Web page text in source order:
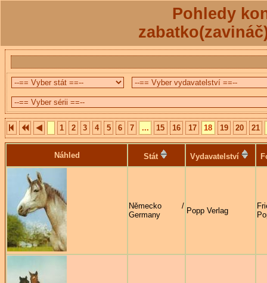
Pohledy
1 2 3 4 5 6 7 ... 15 16 17 18 19 20 21
Náhled Stát Vydavatelství
Německo /
Germany
Popp Verlag